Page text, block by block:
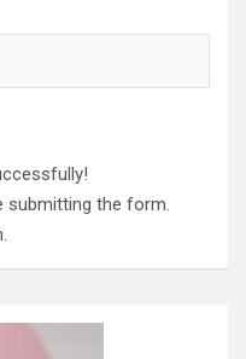
submitting the form.